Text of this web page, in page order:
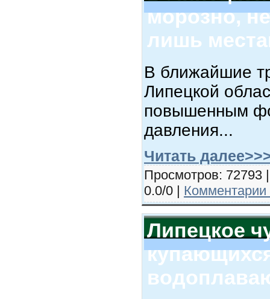
морозно,
лишь
В ближайшие
Липецкой
повышенным
давления...
Читать
Просмотров: 72793
0.0/0 | Комментарии
Липецкое